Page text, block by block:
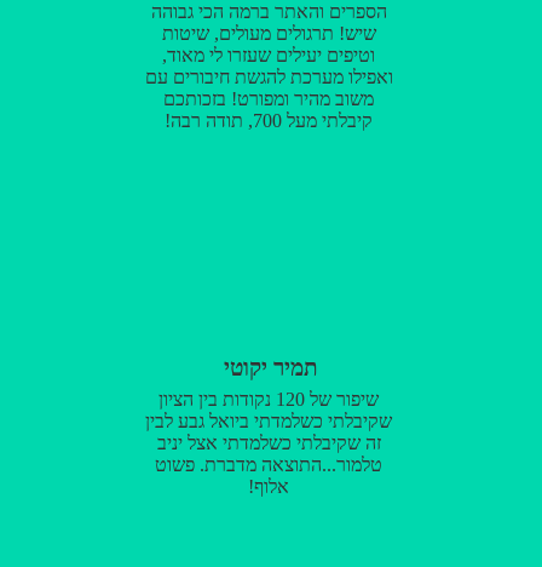
הספרים והאתר ברמה הכי גבוהה
שיש! תרגולים מעולים, שיטות
וטיפים יעילים שעזרו לי מאוד,
ואפילו מערכת להגשת חיבורים עם
משוב מהיר ומפורט! בזכותכם
קיבלתי מעל 700, תודה רבה!
תמיר יקוטי
שיפור של 120 נקודות בין הציון
שקיבלתי כשלמדתי ביואל גבע לבין
זה שקיבלתי כשלמדתי אצל יניב
טלמור...התוצאה מדברת. פשוט
אלוף!